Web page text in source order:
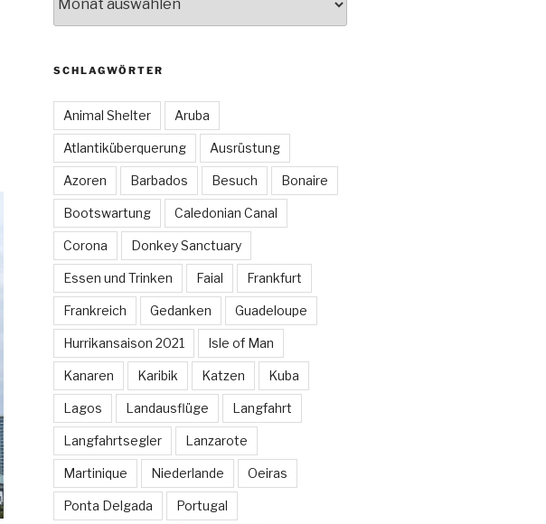
SCHLAGWÖRTER
Animal Shelter Aruba
Atlantiküberquerung Ausrüstung
Azoren Barbados Besuch Bonaire
Bootswartung Caledonian Canal
Corona Donkey Sanctuary
Essen und Trinken Faial Frankfurt
Frankreich Gedanken Guadeloupe
Hurrikansaison 2021 Isle of Man
Kanaren Karibik Katzen Kuba
Lagos Landausflüge Langfahrt
Langfahrtsegler Lanzarote
Martinique Niederlande Oeiras
Ponta Delgada Portugal